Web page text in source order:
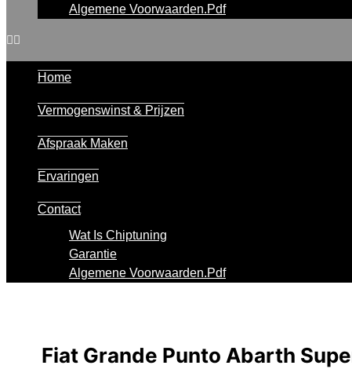
Algemene Voorwaarden.pdf
Home
Vermogenswinst & Prijzen
Afspraak Maken
Ervaringen
Contact
Wat Is Chiptuning
Garantie
Algemene Voorwaarden.pdf
Fiat Grande Punto Abarth